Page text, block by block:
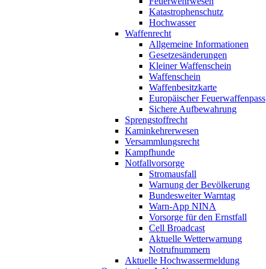
Katastrophenschutz
Hochwasser
Waffenrecht
Allgemeine Informationen
Gesetzesänderungen
Kleiner Waffenschein
Waffenschein
Waffenbesitzkarte
Europäischer Feuerwaffenpass
Sichere Aufbewahrung
Sprengstoffrecht
Kaminkehrerwesen
Versammlungsrecht
Kampfhunde
Notfallvorsorge
Stromausfall
Warnung der Bevölkerung
Bundesweiter Warntag
Warn-App NINA
Vorsorge für den Ernstfall
Cell Broadcast
Aktuelle Wetterwarnung
Notrufnummern
Aktuelle Hochwassermeldung